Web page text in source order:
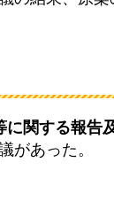
に関する報告
があった。